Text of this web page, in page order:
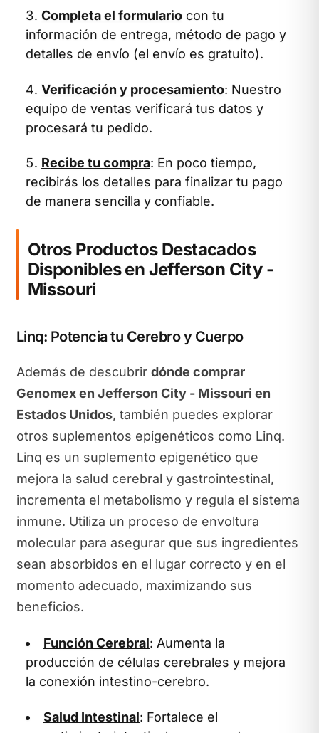
Completa el formulario con tu
información de entrega, método de pago y
detalles de envío (el envío es gratuito).
Verificación y procesamiento: Nuestro
equipo de ventas verificará tus datos y
procesará tu pedido.
Recibe tu compra: En poco tiempo,
recibirás los detalles para finalizar tu pago
de manera sencilla y confiable.
Otros Productos Destacados
Disponibles en Jefferson City -
Missouri
Linq: Potencia tu Cerebro y Cuerpo
Además de descubrir dónde comprar
Genomex en Jefferson City - Missouri en
Estados Unidos, también puedes explorar
otros suplementos epigenéticos como Linq.
Linq es un suplemento epigenético que
mejora la salud cerebral y gastrointestinal,
incrementa el metabolismo y regula el sistema
inmune. Utiliza un proceso de envoltura
molecular para asegurar que sus ingredientes
sean absorbidos en el lugar correcto y en el
momento adecuado, maximizando sus
beneficios.
Función Cerebral: Aumenta la
producción de células cerebrales y mejora
la conexión intestino-cerebro.
Salud Intestinal: Fortalece el